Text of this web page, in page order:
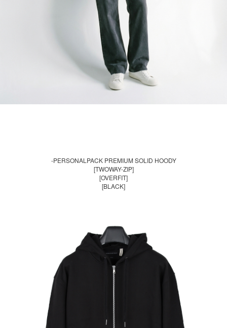
-PERSONALPACK PREMIUM SOLID HOODY
[TWOWAY-ZIP]
[OVERFIT]
[BLACK]